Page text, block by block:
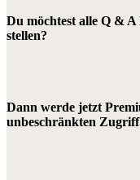
Du möchtest alle Q & A
stellen?
Dann werde jetzt
unbeschränkten